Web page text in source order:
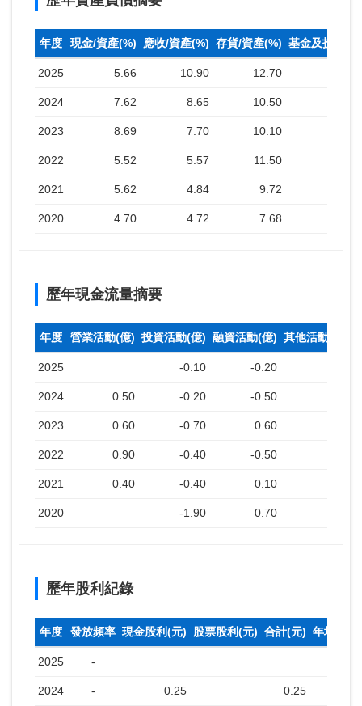
年度 現金/資產(%) 應收/資產(%) 存貨/資產(%) 基金及投資(%)
2025 5.66 10.90 12.70
2024 7.62 8.65 10.50
2023 8.69 7.70 10.10
2022 5.52 5.57 11.50
2021 5.62 4.84 9.72
2020 4.70 4.72 7.68
歷年現金流量摘要
年度 營業活動(億) 投資活動(億) 融資活動(億) 其他活動(億)
2025 -0.10 -0.20
2024 0.50 -0.20 -0.50
2023 0.60 -0.70 0.60
2022 0.90 -0.40 -0.50
2021 0.40 -0.40 0.10
2020 -1.90 0.70
歷年股利紀錄
年度 發放頻率 現金股利(元) 股票股利(元) 合計(元) 年均收盤
2025 -
2024 - 0.25 0.25